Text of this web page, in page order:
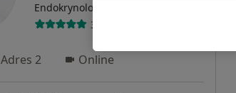
Endokrynolog, Internista
313 opinii
Adres 2 Online